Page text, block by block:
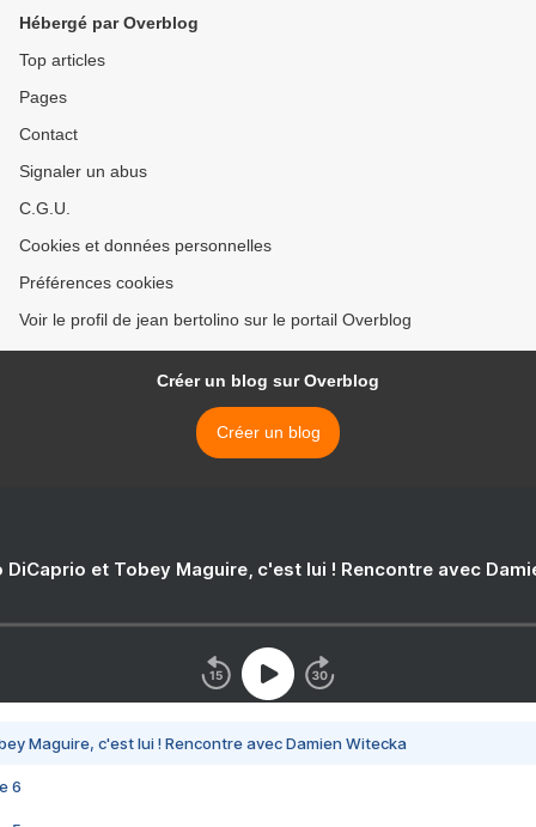
Hébergé par Overblog
Top articles
Pages
Contact
Signaler un abus
C.G.U.
Cookies et données personnelles
Préférences cookies
Voir le profil de jean bertolino sur le portail Overblog
Créer un blog sur Overblog
Créer un blog
DiCaprio et Tobey Maguire, c'est lui ! Rencontre avec
Maguire, c'est lui ! Rencontre avec Damien Witecka
6